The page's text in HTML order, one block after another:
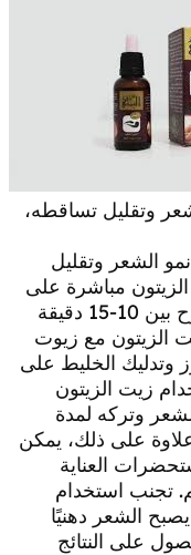
وتقليل تساقطه،
الشعر وتقليل
مباشرة على
فروة الرأس وتدليكه برفق لمدة تتراوح بين 10-15 دقيقة
الزيتون مع زيوت
وتدليك الخليط على
زيت الزيتون
وتركه لمدة
غسله. علاوة على ذلك، يمكن
العناية
تجنب استخدام
الشعر دهنيًا
على النتائج